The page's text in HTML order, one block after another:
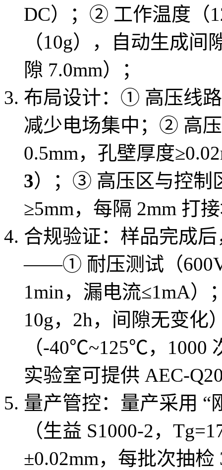
DC）；② 工作温度
（10g），自动生成
隙 7.0mm）；
布局设计：① 高压线
减少电场集中；② 高
0.5mm，孔壁厚度
3）；③ 高压区与控制
≥5mm，每隔 2mm 打
合规验证：样品完成
——① 耐压测试（600V
1min，漏电流≤1mA）
10g，2h，间隙无变
（-40℃~125℃，1000
实验室可提供 AEC-
量产管控：量产采用 “
（生益 S1000-2，
±0.02mm，每批次抽